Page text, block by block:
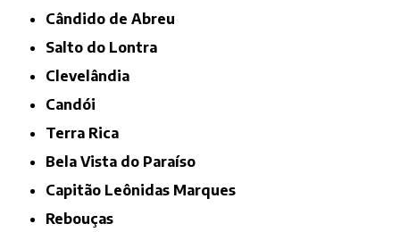
Cândido de Abreu
Salto do Lontra
Clevelândia
Candói
Terra Rica
Bela Vista do Paraíso
Capitão Leônidas Marques
Rebouças